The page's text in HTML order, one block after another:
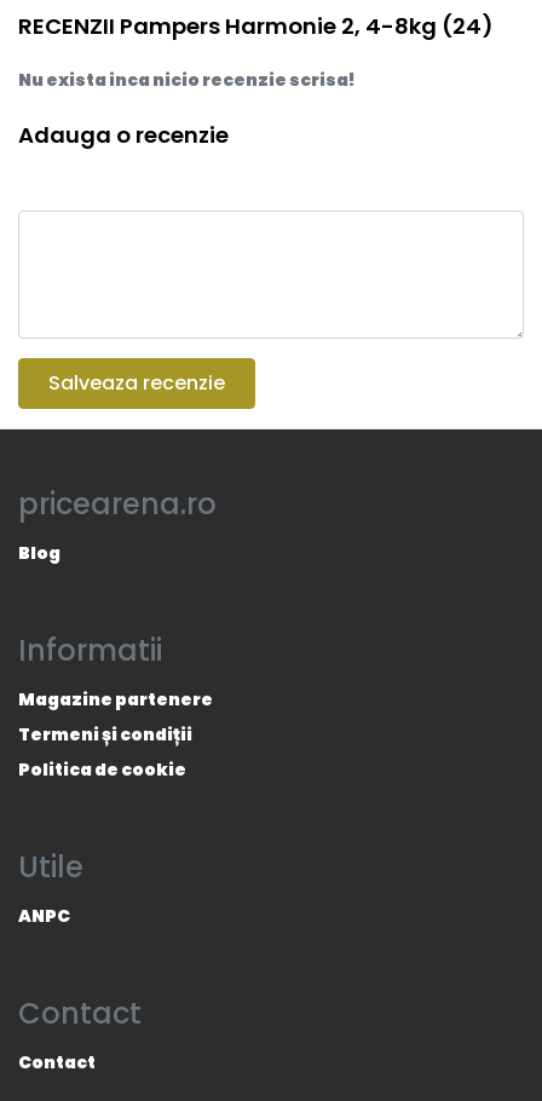
RECENZII Pampers Harmonie 2, 4-8kg (24)
Nu exista inca nicio recenzie scrisa!
Adauga o recenzie
Salveaza recenzie
pricearena.ro
Blog
Informatii
Magazine partenere
Termeni și condiții
Politica de cookie
Utile
ANPC
Contact
Contact